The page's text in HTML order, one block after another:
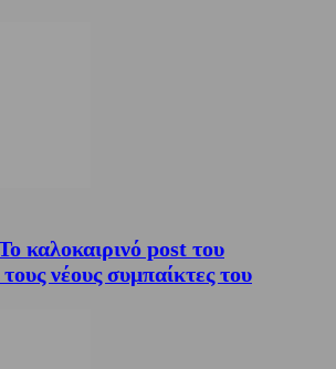
καλοκαιρινό post του
νέους συμπαίκτες του